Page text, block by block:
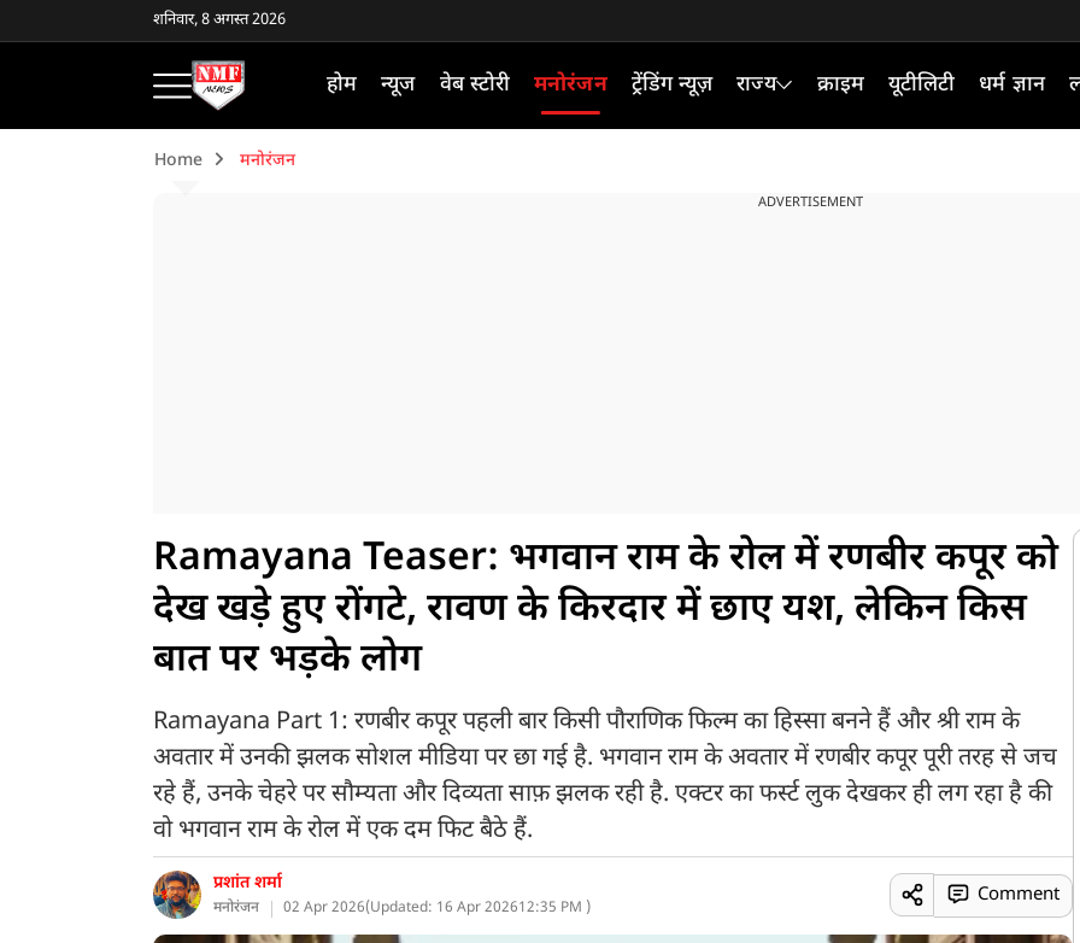
शनिवार, 8 अगस्त 2026
होम न्यूज वेब स्टोरी मनोरंजन ट्रेंडिंग न्यूज़ राज्य क्राइम यूटीलिटी धर्म ज्ञान
Home मनोरंजन
ADVERTISEMENT
Ramayana Teaser: भगवान राम के रोल में रणबीर कपूर को
देख खड़े हुए रोंगटे, रावण के किरदार में छाए यश, लेकिन किस
बात पर भड़के लोग
Ramayana Part 1: रणबीर कपूर पहली बार किसी पौराणिक फिल्म का हिस्सा बनने हैं और श्री राम के
अवतार में उनकी झलक सोशल मीडिया पर छा गई है. भगवान राम के अवतार में रणबीर कपूर पूरी तरह से जच
रहे हैं, उनके चेहरे पर सौम्यता और दिव्यता साफ़ झलक रही है. एक्टर का फर्स्ट लुक देखकर ही लग रहा है की
वो भगवान राम के रोल में एक दम फिट बैठे हैं.
प्रशांत शर्मा
मनोरंजन 02 Apr 2026(Updated: 16 Apr 202612:35 PM )
Comment